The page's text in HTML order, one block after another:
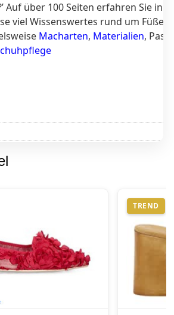
Auf über 100 Seiten erfahren Sie in
viel Wissenswertes rund um Füße
Macharten, Materialien,
TREND